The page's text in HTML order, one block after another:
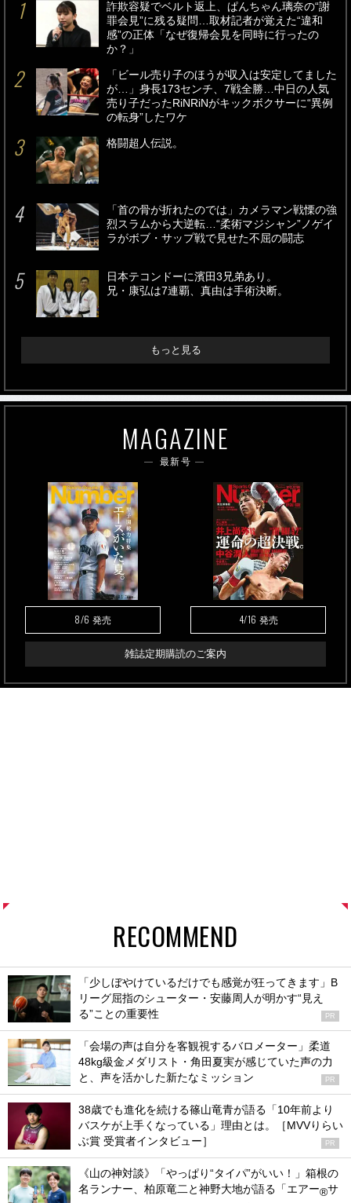
詐欺容疑でベルト返上、ぱんちゃん璃奈の“謝
罪会見”に残る疑問…取材記者が覚えた“違和
感”の正体「なぜ復帰会見を同時に行ったの
か？」
「ビール売り子のほうが収入は安定してました
が…」身長173センチ、7戦全勝…中日の人気
売り子だったRiNRiNがキックボクサーに“異例
の転身”したワケ
格闘超人伝説。
「首の骨が折れたのでは」カメラマン戦慄の強
烈スラムから大逆転…“柔術マジシャン”ノゲイ
ラがボブ・サップ戦で見せた不屈の闘志
日本テコンドーに濱田3兄弟あり。
兄・康弘は7連覇、真由は手術決断。
もっと見る
MAGAZINE
最新号
8/6 発売 4/16 発売
雑誌定期購読のご案内
RECOMMEND
「少しぼやけているだけでも感覚が狂ってきます」B
リーグ屈指のシューター・安藤周人が明かす“見え
る”ことの重要性
PR
「会場の声は自分を客観視するバロメーター」柔道
48kg級金メダリスト・角田夏実が感じていた声の力
と、声を活かした新たなミッション
PR
38歳でも進化を続ける篠山竜青が語る「10年前より
バスケが上手くなっている」理由とは。［MVVりらい
ぶ賞 受賞者インタビュー］
PR
《山の神対談》「やっぱり“タイパ”がいい！」箱根の
名ランナー、柏原竜二と神野大地が語る「エアー®サ